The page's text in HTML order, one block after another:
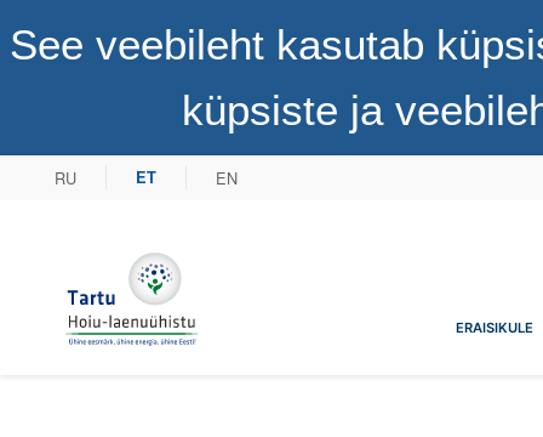
See veebileht kasutab
küpsiste ja
RU ET EN
Tartu Hoiu-laenuühistuERAISIKULE